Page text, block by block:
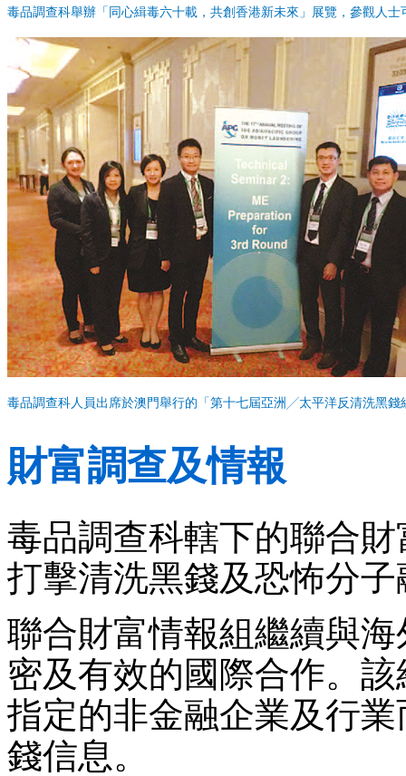
毒品調查科舉辦「同心緝毒六十載，共創香港新未來」展覽，參觀人
毒品調查科人員出席於澳門舉行的「第十七屆亞洲╱太平洋反清洗黑錢
財富調查及情報
毒品調查科轄下的聯合
打擊清洗黑錢及恐怖分
聯合財富情報組繼續與
密及有效的國際合作。
指定的非金融企業及行
錢信息。